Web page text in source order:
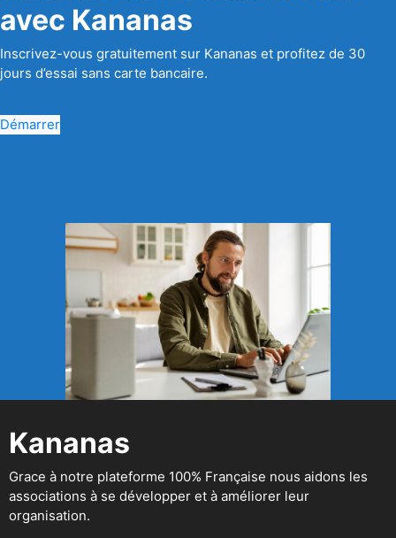
avec Kananas
Inscrivez-vous gratuitement sur Kananas et profitez de 30
jours d’essai sans carte bancaire.
Démarrer
Kananas
Grace à notre plateforme 100% Française nous aidons les
associations à se développer et à améliorer leur
organisation.